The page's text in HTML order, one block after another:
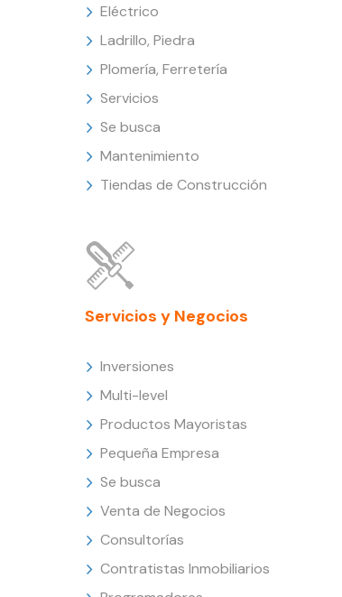
Eléctrico
Ladrillo, Piedra
Plomería, Ferretería
Servicios
Se busca
Mantenimiento
Tiendas de Construcción
Servicios y Negocios
Inversiones
Multi-level
Productos Mayoristas
Pequeña Empresa
Se busca
Venta de Negocios
Consultorías
Contratistas Inmobiliarios